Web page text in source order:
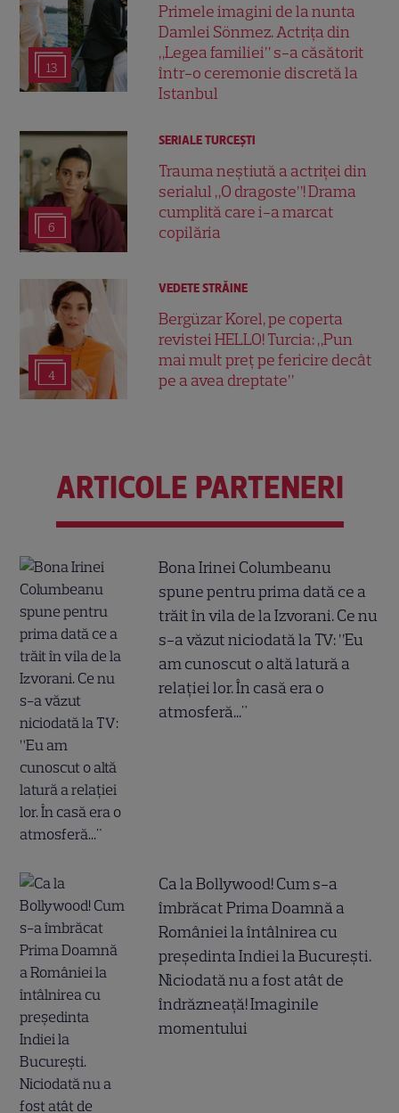
13
Primele imagini de la nunta
Damlei Sönmez. Actrița din
„Legea familiei” s-a căsătorit
într-o ceremonie discretă la
Istanbul
6
SERIALE TURCEŞTI
Trauma neștiută a actriței din
serialul „O dragoste”! Drama
cumplită care i-a marcat
copilăria
4
VEDETE STRĂINE
Bergüzar Korel, pe coperta
revistei HELLO! Turcia: „Pun
mai mult preț pe fericire decât
pe a avea dreptate”
ARTICOLE PARTENERI
Bona Irinei Columbeanu
spune pentru prima dată ce a
trăit în vila de la Izvorani. Ce nu
s-a văzut niciodată la TV: ”Eu
am cunoscut o altă latură a
relației lor. În casă era o
atmosferă..."
Ca la Bollywood! Cum s-a
îmbrăcat Prima Doamnă a
României la întâlnirea cu
președinta Indiei la București.
Niciodată nu a fost atât de
îndrăzneață! Imaginile
momentului